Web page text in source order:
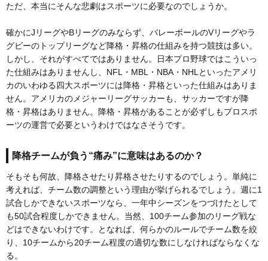
ただ、本当にそんな悲劇はスポーツに必要なのでしょうか。
確かにJリーグやBリーグのみならず、バレーボールのVリーグやラ
グビーのトップリーグなど降格・昇格の仕組みを持つ競技は多い。
しかし、それがすべてではありません。日本プロ野球ではこういっ
た仕組みはありませんし、NFL・MBL・NBA・NHLといったアメリ
カのいわゆる四大スポーツには降格・昇格といった仕組みはありま
せん。アメリカのメジャーリーグサッカーも、サッカーですが降
格・昇格はありません。降格・昇格があることが必ずしもプロスポ
ーツの運営で必要というわけではなさそうです。
降格チームが負う“痛み”に意味はあるのか？
そもそも何故、降格させたり昇格させたりするのでしょう。単純に
考えれば、チーム数の調整という理由が挙げられるでしょう。週に1
試合しかできないスポーツなら、一年中シーズンをつづけたとして
も50試合程度しかできません。当然、100チーム参加のリーグ戦な
どはできないわけです。となれば、何らかのルールでチーム数を絞
り、10チームから20チーム程度の適切な数にしなければならなくな
る。